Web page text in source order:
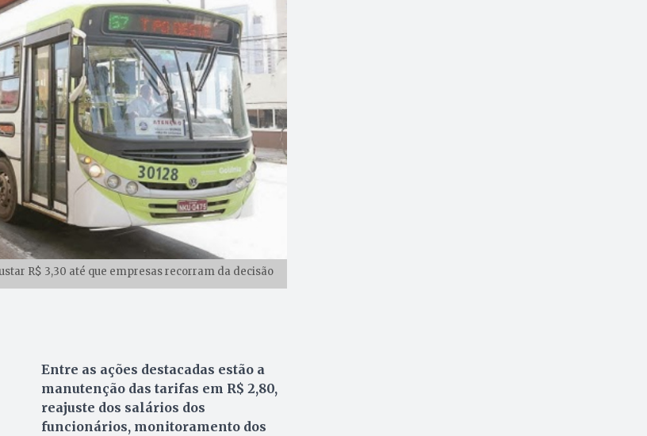
R$ 3,30 até que empresas recorram da decisão
Entre as ações destacadas estão a
manutenção das tarifas em R$ 2,80,
reajuste dos salários dos
funcionários, monitoramento dos